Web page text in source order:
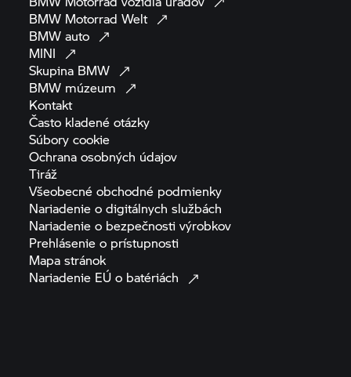
BMW Motorrad Welt
BMWauto
MINI
Skupina BMW
BMW múzeum
Kontakt
Často kladenéotázky
Súborycookie
Ochrana osobných údajov
Tiráž
Všeobecné obchodné podmienky
Nariadenie o digitálnychslužbách
Nariadenie o bezpečnostivýrobkov
Prehlásenie o prístupnosti
Mapastránok
Nariadenie EÚ o batériách